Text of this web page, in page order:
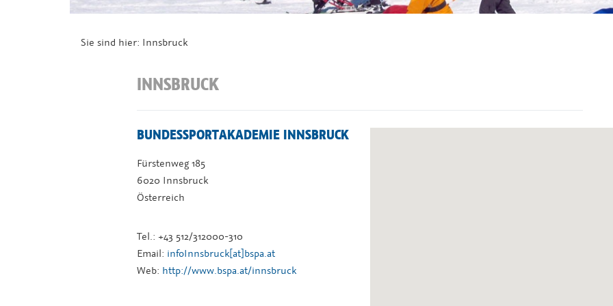
Sie sind hier: Innsbruck
INNSBRUCK
BUNDESSPORTAKADEMIE INNSBRUCK
Fürstenweg 185
6020 Innsbruck
Österreich
Tel.: +43 512/312000-310
Email: infoInnsbruck[at]bspa.at
Web: http://www.bspa.at/innsbruck